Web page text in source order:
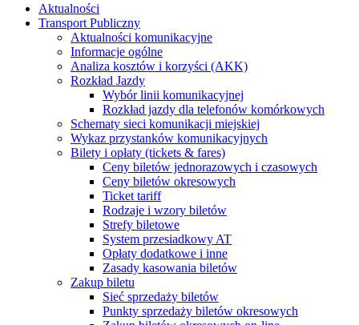
Aktualności
Transport Publiczny
Aktualności komunikacyjne
Informacje ogólne
Analiza kosztów i korzyści (AKK)
Rozkład Jazdy
Wybór linii komunikacyjnej
Rozkład jazdy dla telefonów komórkowych
Schematy sieci komunikacji miejskiej
Wykaz przystanków komunikacyjnych
Bilety i opłaty (tickets & fares)
Ceny biletów jednorazowych i czasowych
Ceny biletów okresowych
Ticket tariff
Rodzaje i wzory biletów
Strefy biletowe
System przesiadkowy AT
Opłaty dodatkowe i inne
Zasady kasowania biletów
Zakup biletu
Sieć sprzedaży biletów
Punkty sprzedaży biletów okresowych